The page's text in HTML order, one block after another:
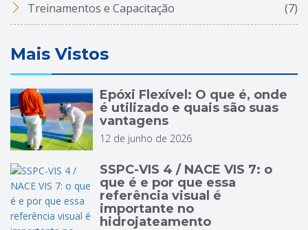
Treinamentos e Capacitação (7)
Mais Vistos
Epóxi Flexível: O que é, onde
é utilizado e quais são suas
vantagens
12 de junho de 2026
SSPC-VIS 4 / NACE VIS 7: o
que é e por que essa
referência visual é
importante no
hidrojateamento